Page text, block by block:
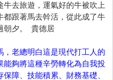
去旅遊，運氣好的牛被吹上
都跟著馬去幹活，從此成了牛
朝夕。 貴德居
老總明白這是現代打工人的
夠將這種辛勞轉化為自我投
障、技能積累、財務基礎、